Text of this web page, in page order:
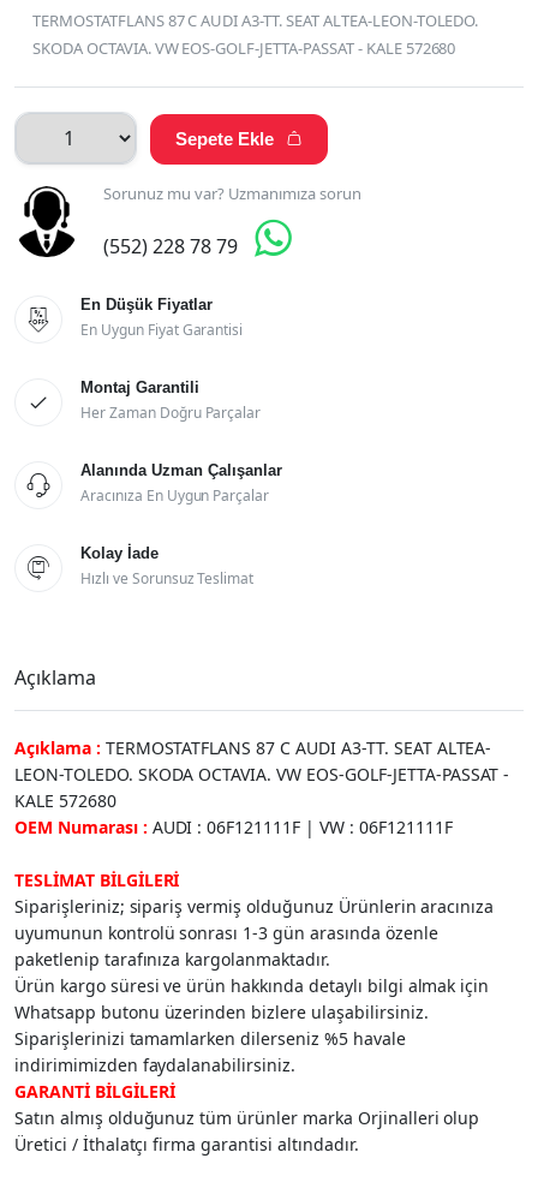
TERMOSTATFLANS 87 C AUDI A3-TT. SEAT ALTEA-LEON-TOLEDO.
SKODA OCTAVIA. VW EOS-GOLF-JETTA-PASSAT - KALE 572680
Sepete Ekle 
Sorunuz mu var? Uzmanımıza sorun
(552) 228 78 79 

En Düşük Fiyatlar
En Uygun Fiyat Garantisi

Montaj Garantili
Her Zaman Doğru Parçalar

Alanında Uzman Çalışanlar
Aracınıza En Uygun Parçalar

Kolay İade
Hızlı ve Sorunsuz Teslimat
Açıklama
Açıklama : TERMOSTATFLANS 87 C AUDI A3-TT. SEAT ALTEA-
LEON-TOLEDO. SKODA OCTAVIA. VW EOS-GOLF-JETTA-PASSAT -
KALE 572680
OEM Numarası : AUDI : 06F121111F | VW : 06F121111F
TESLİMAT BİLGİLERİ
Siparişleriniz; sipariş vermiş olduğunuz Ürünlerin aracınıza
uyumunun kontrolü sonrası 1-3 gün arasında özenle
paketlenip tarafınıza kargolanmaktadır.
Ürün kargo süresi ve ürün hakkında detaylı bilgi almak için
Whatsapp butonu üzerinden bizlere ulaşabilirsiniz.
Siparişlerinizi tamamlarken dilerseniz %5 havale
indirimimizden faydalanabilirsiniz.
GARANTİ BİLGİLERİ
Satın almış olduğunuz tüm ürünler marka Orjinalleri olup
Üretici / İthalatçı firma garantisi altındadır.